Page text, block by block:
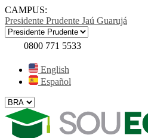
CAMPUS:
Presidente Prudente Jaú Guarujá
0800 771 5533
English
Español